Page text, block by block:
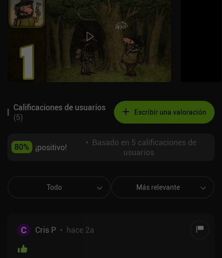
Calificaciones de usuarios
(5) Escribir una valoración
80% ¡positivo! • Basado en 5 calificaciones de
usuarios
Todo Más relevante
C Cris P • hace 2a